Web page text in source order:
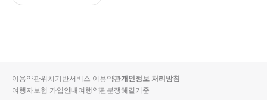
입니
다.
순
상
이용약관위치기반서비스 이용약관개인정보 처리방침
여행자보험 가입안내여행약관분쟁해결기준